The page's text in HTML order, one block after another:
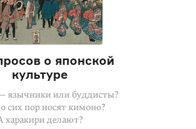
о японской
культуре
язычники или буддисты?
сих пор носят кимоно?
харакири делают?